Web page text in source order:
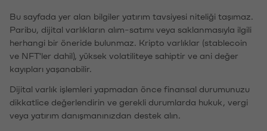
Bu sayfada yer alan bilgiler yatırım tavsiyesi niteliği taşımaz.
Paribu, dijital varlıkların alım-satımı veya saklanmasıyla ilgili
herhangi bir öneride bulunmaz. Kripto varlıklar (stablecoin
ve NFT'ler dahil), yüksek volatiliteye sahiptir ve ani değer
kayıpları yaşanabilir.
Dijital varlık işlemleri yapmadan önce finansal durumunuzu
dikkatlice değerlendirin ve gerekli durumlarda hukuk, vergi
veya yatırım danışmanınızdan destek alın.